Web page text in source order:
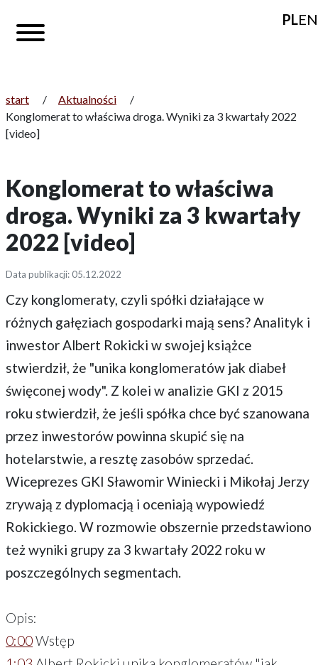
PLEN
start / Aktualności
/
Konglomerat to właściwa droga. Wyniki za 3 kwartały 2022
[video]
Konglomerat to właściwa
droga. Wyniki za 3 kwartały
2022 [video]
Data publikacji: 05.12.2022
Czy konglomeraty, czyli spółki działające w
różnych gałęziach gospodarki mają sens? Analityk i
inwestor Albert Rokicki w swojej książce
stwierdził, że "unika konglomeratów jak diabeł
święconej wody". Z kolei w analizie GKI z 2015
roku stwierdził, że jeśli spółka chce być szanowana
przez inwestorów powinna skupić się na
hotelarstwie, a resztę zasobów sprzedać.
Wiceprezes GKI Sławomir Winiecki i Mikołaj Jerzy
zrywają z dyplomacją i oceniają wypowiedź
Rokickiego. W rozmowie obszernie przedstawiono
też wyniki grupy za 3 kwartały 2022 roku w
poszczególnych segmentach.
Opis:
0:00Wstęp